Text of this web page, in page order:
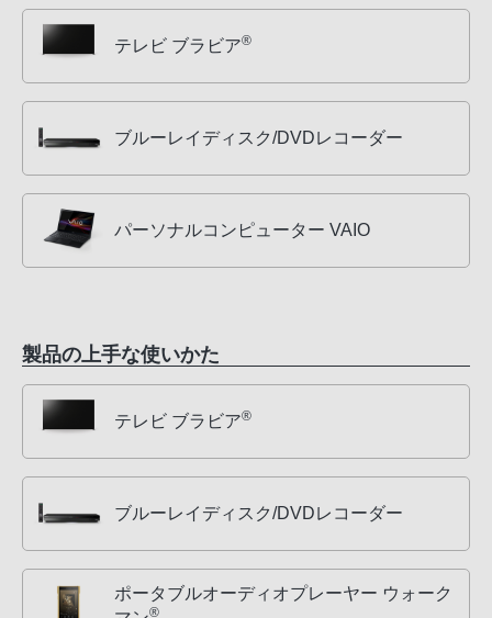
テレビ ブラビア®
ブルーレイディスク/DVDレコーダー
パーソナルコンピューター VAIO
製品の上手な使いかた
テレビ ブラビア®
ブルーレイディスク/DVDレコーダー
ポータブルオーディオプレーヤー ウォーク
®